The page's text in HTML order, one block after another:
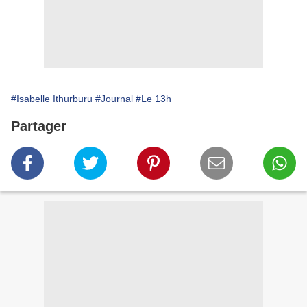
#Isabelle Ithurburu #Journal #Le 13h
Partager